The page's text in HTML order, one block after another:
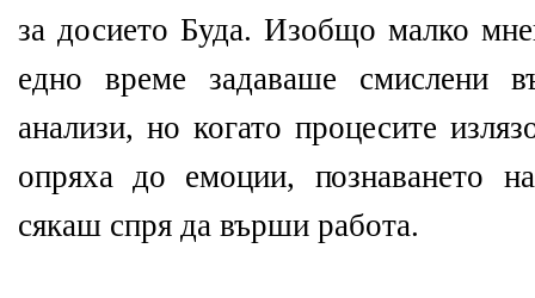
за досието Буда. Изобщо малко
едно време задаваше смислени
анализи, но когато процесите
опряха до емоции, познаването
сякаш спря да върши работа.